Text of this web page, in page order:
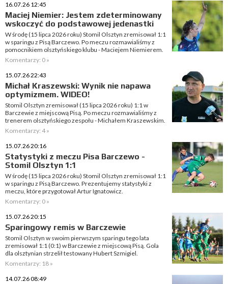
16.07.26 12:45
Maciej Niemier: Jestem zdeterminowany
wskoczyć do podstawowej jedenastki
W środę (15 lipca 2026 roku) Stomil Olsztyn zremisował 1:1
w sparingu z Pisą Barczewo. Po meczu rozmawialiśmy z
pomocnikiem olsztyńskiego klubu - Maciejem Niemierem.
Komentarzy: 0 »
15.07.26 22:43
Michał Kraszewski: Wynik nie napawa
optymizmem. WIDEO!
Stomil Olsztyn zremisował (15 lipca 2026 roku) 1:1 w
Barczewie z miejscową Pisą. Po meczu rozmawialiśmy z
trenerem olsztyńskiego zespołu - Michałem Kraszewskim.
Komentarzy: 4 »
15.07.26 20:16
Statystyki z meczu Pisa Barczewo -
Stomil Olsztyn 1:1
W środę (15 lipca 2026 roku) Stomil Olsztyn zremisował 1:1
w sparingu z Pisą Barczewo. Prezentujemy statystyki z
meczu, które przygotował Artur Ignatowicz.
Komentarzy: 0 »
15.07.26 20:15
Sparingowy remis w Barczewie
Stomil Olsztyn w swoim pierwszym sparingu tego lata
zremisował 1:1 (0:1) w Barczewie z miejscową Pisą. Gola
dla olsztynian strzelił testowany Hubert Szmigiel.
Komentarzy: 18 »
14.07.26 08:49